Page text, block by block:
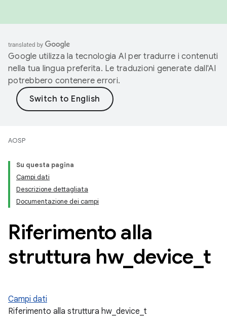
Google utilizza la tecnologia AI per tradurre i contenuti
nella tua lingua preferita. Le traduzioni generate dall'AI
potrebbero contenere errori.
AOSP
Su questa pagina
Campi dati
Descrizione dettagliata
Documentazione dei campi
Riferimento alla
struttura hw_ device t
Campi dati
Riferimento alla struttura hw_device_t